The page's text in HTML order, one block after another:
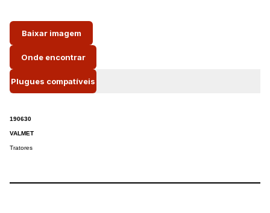
Baixar imagem
Onde encontrar
Plugues compatíveis
190630
VALMET
Tratores